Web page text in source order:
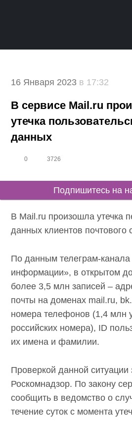
16 Января 2023 в 17:32
В сервисе Mail.ru
утечка
данных
0 3726
Подпишитесь на
В Mail.ru произошла утечка
данных клиентов почтового
По данным телеграм-канала
информации», в открытом
более 3,5 млн записей –
почты на доменах mail.ru,
номера телефонов (1,4 млн
российских номера), ID
их имена и фамилии.
Проверкой данной ситуации
Роскомнадзор. По закону
сообщить в ведомство о
течение суток с момента